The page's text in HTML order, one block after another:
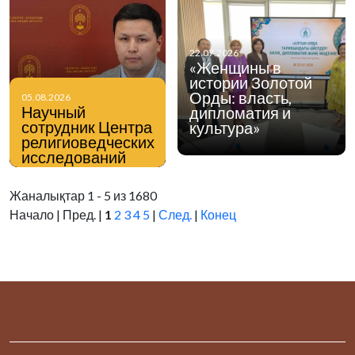
05.08.2026
Научный
сотрудник Центра
религиоведческих
исследований
Института
политологии и
религиоведения
информационному
вопросам
22.07.2026
«Женщины в
истории Золотой
Орды: власть,
дипломатия и
культура»
Жаналықтар 1 - 5 из 1680
Начало | Пред. | 1 2 34 5 | След. | Конец